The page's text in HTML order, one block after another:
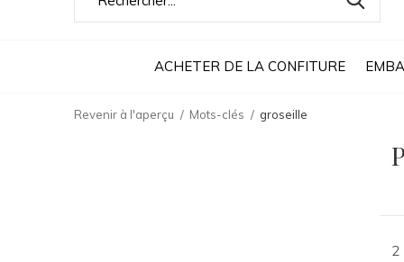
ACHETER DE LA CONFITURE
Revenir à l'aperçu Mots-clés groseille
2